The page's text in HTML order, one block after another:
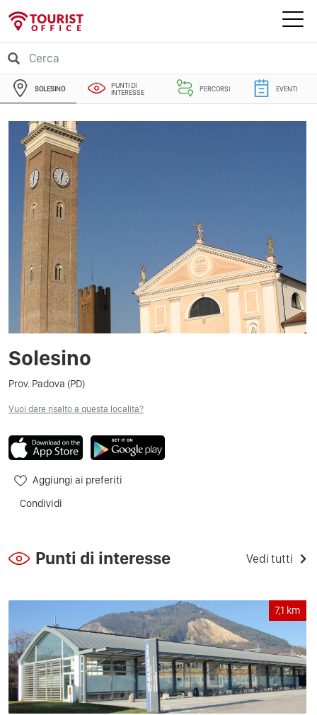
SOLESINO
PUNTI DI
INTERESSE
PERCORSI EVENTI
Solesino
Prov. Padova (PD)
Vuoi dare risalto a questa località?
Aggiungi ai preferiti
Condividi
Punti di interesse Vedi tutti
7,1 km